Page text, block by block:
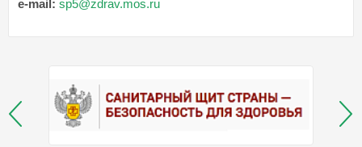
e-mail: sp5@zdrav.mos.ru